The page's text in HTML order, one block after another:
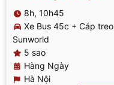
8h, 10h45
Xe Bus 45c + Cáp treo
Sunworld
5 sao
Hàng Ngày
Hà Nội